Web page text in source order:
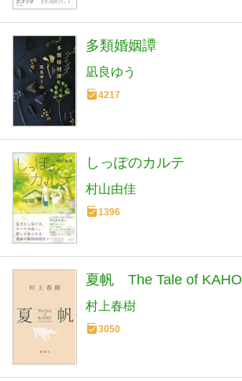
多類婚姻譚
凪良ゆう
4217
しっぽのカルテ
村山由佳
1396
夏帆 The Tale of KAHO
村上春樹
3050